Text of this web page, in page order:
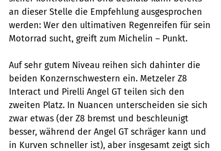
an dieser Stelle die Empfehlung ausgesprochen
werden: Wer den ultimativen Regenreifen für sein
Motorrad sucht, greift zum Michelin – Punkt.
Auf sehr gutem Niveau reihen sich dahinter die
beiden Konzernschwestern ein. Metzeler Z8
Interact und Pirelli Angel GT teilen sich den
zweiten Platz. In Nuancen unterscheiden sie sich
zwar etwas (der Z8 bremst und beschleunigt
besser, während der Angel GT schräger kann und
in Kurven schneller ist), aber insgesamt zeigt sich